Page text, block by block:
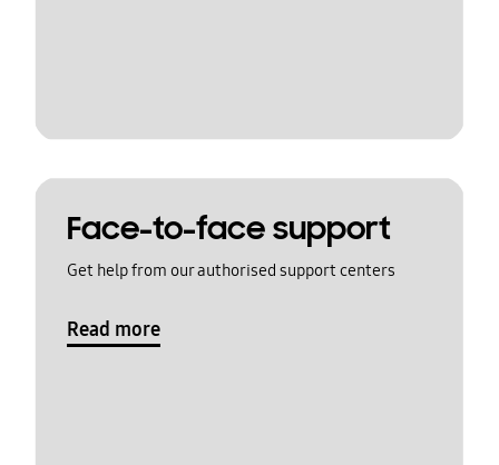
Face-to-face support
Get help from our authorised support centers
Read more